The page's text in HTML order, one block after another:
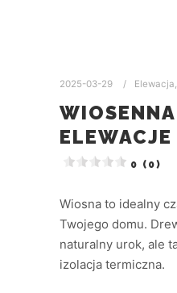
2025-03-29 Elewacja
0 (0)
Wiosna to idealny
Twojego domu.
naturalny urok, ale
izolacja termiczna.